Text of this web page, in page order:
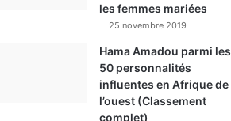
les femmes mariées
25 novembre 2019
Hama Amadou parmi les
50 personnalités
influentes en Afrique de
l’ouest (Classement
complet)